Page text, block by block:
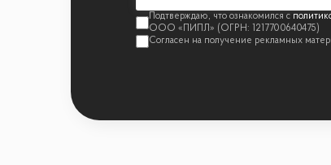
• Рядом парк Красная Пресня для
• Магазины, рестораны, банки и